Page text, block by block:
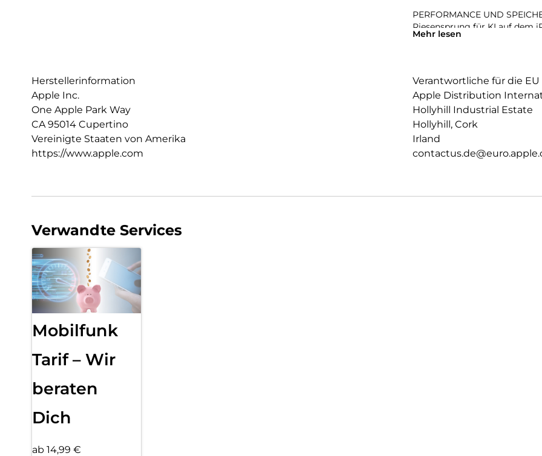
PERFORMANCE UND
Riesensprung für KI auf dem
leistungsstarken Neural
und Fähigkeiten, die alles
werden Workflows gesteuert,
APPLE INTELLIGENCE:
zu kommunizieren, sich
bahnbrechendem
11 ULTRA RETINA XDR
TB und 2 TB erhältlich.
Mehr lesen
Herstellerinformation
Apple Inc.
One Apple Park Way
CA 95014 Cupertino
Vereinigte Staaten von Amerika
https://www.apple.com
Verantwortliche für die EU
Apple Distribution
Hollyhill Industrial Estate
Hollyhill, Cork
Irland
Verwandte Services
Mobilfunk
Tarif – Wir
beraten
Dich
ab 14,99 €